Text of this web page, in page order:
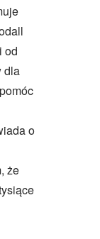
od
dla
o
że